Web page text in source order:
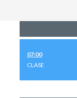
07:00
CLASE